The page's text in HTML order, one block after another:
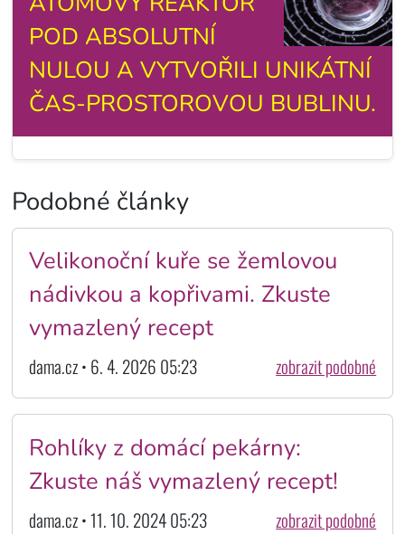
POD ABSOLUTNÍ
NULOU A VYTVOŘILI UNIKÁTNÍ
ČAS-PROSTOROVOU BUBLINU.
Podobné články
Velikonoční kuře se žemlovou
nádivkou a kopřivami. Zkuste
vymazlený recept
dama.cz • 6. 4. 2026 05:23 zobrazit podobné
Rohlíky z domácí pekárny:
Zkuste náš vymazlený recept!
dama.cz • 11. 10. 2024 05:23 zobrazit podobné